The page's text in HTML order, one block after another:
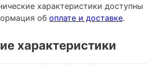
характеристики доступны
об оплате и доставке.
характеристики